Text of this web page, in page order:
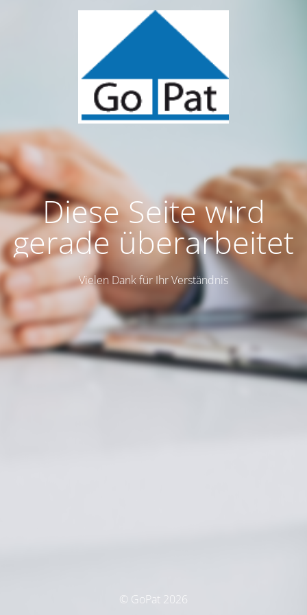
Diese Seite wird
gerade überarbeitet
Vielen Dank für Ihr Verständnis
© GoPat 2026